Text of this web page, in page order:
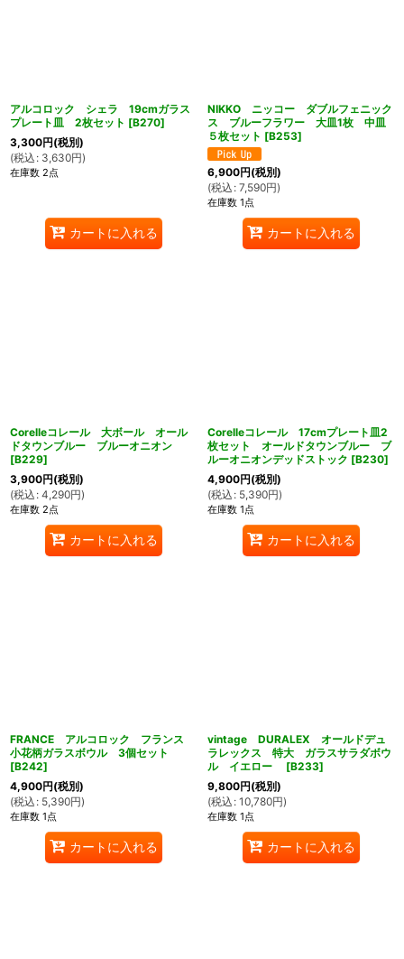
アルコロック シェラ 19cmガラス
プレート皿 2枚セット [B270]
3,300円(税別)
(税込 : 3,630円)
在庫数 2点
カートに入れる
NIKKO ニッコー ダブルフェニック
ス ブルーフラワー 大皿1枚 中皿
５枚セット [B253]
6,900円(税別)
(税込 : 7,590円)
在庫数 1点
カートに入れる
Corelleコレール 大ボール オール
ドタウンブルー ブルーオニオン
[B229]
3,900円(税別)
(税込 : 4,290円)
在庫数 2点
カートに入れる
Corelleコレール 17cmプレート皿2
枚セット オールドタウンブルー ブ
ルーオニオンデッドストック [B230]
4,900円(税別)
(税込 : 5,390円)
在庫数 1点
カートに入れる
FRANCE アルコロック フランス
小花柄ガラスボウル 3個セット
[B242]
4,900円(税別)
(税込 : 5,390円)
在庫数 1点
カートに入れる
vintage DURALEX オールドデュ
ラレックス 特大 ガラスサラダボウ
ル イエロー
[B233]
9,800円(税別)
(税込 : 10,780円)
在庫数 1点
カートに入れる